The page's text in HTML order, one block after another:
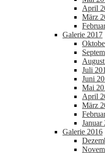
April
März
Galerie 2017
Juli
Juni
Mai
April
März
Januar
Galerie 2016